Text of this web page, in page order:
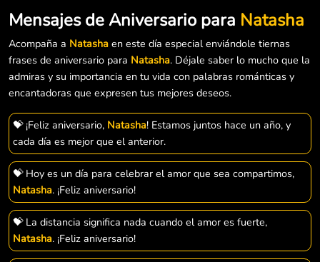
Mensajes de Aniversario para Natasha
Acompaña a Natasha en este día especial enviándole tiernas
frases de aniversario para Natasha. Déjale saber lo mucho que la
admiras y su importancia en tu vida con palabras románticas y
encantadoras que expresen tus mejores deseos.
💝 ¡Feliz aniversario, Natasha! Estamos juntos hace un año, y
cada día es mejor que el anterior.
💝 Hoy es un día para celebrar el amor que sea compartimos,
Natasha. ¡Feliz aniversario!
💝 La distancia significa nada cuando el amor es fuerte,
Natasha. ¡Feliz aniversario!